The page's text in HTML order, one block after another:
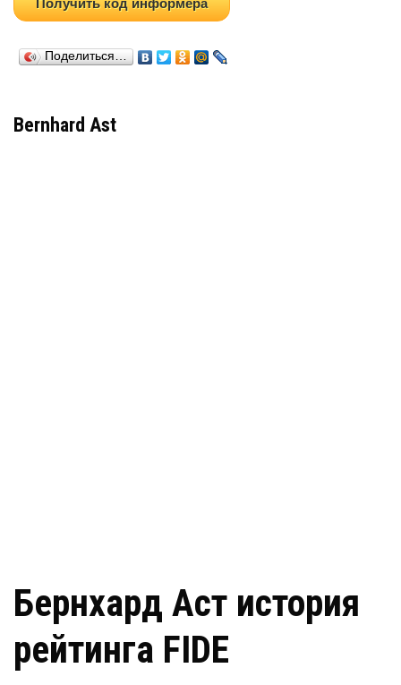
Поделиться…
Bernhard Ast
Бернхард Аст история
рейтинга FIDE